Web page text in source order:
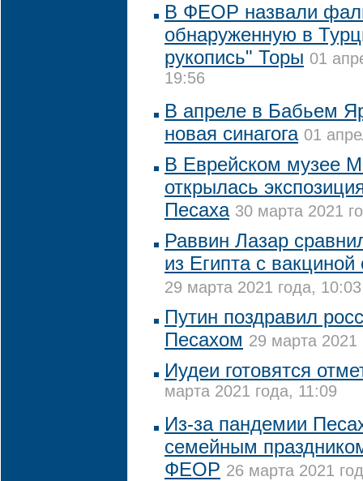
В ФЕОР назвали
обнаруженную в
рукопись" Торы 01
19:56
В апреле в Бабьем
новая синагога 01
В Еврейском музее
открылась
Песаха 30 марта 2021
Раввин Лазар
из Египта с вакциной
29 марта 2021 года, 10:03
Путин поздравил
Песахом 29 марта 2021
Иудеи готовятся
марта 2021 года, 11:09
Из-за пандемии
семейным
ФЕОР 26 марта 2021